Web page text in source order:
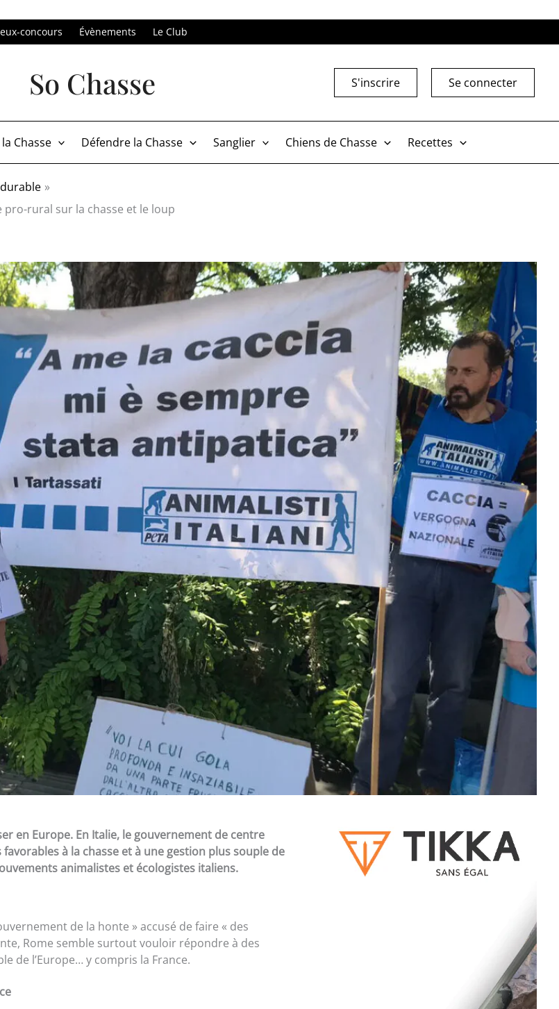
concours Évènements Le Club
So Chasse S'inscrire Se connecter
Chasse Défendre la Chasse Sanglier Chiens de Chasse Recettes
pro-rural sur la chasse et le loup
en Europe. En Italie, le gouvernement de centre
à la chasse et à une gestion plus souple de
animalistes et écologistes italiens.
de la honte » accusé de faire « des
Rome semble surtout vouloir répondre à des
de l’Europe… y compris la France.